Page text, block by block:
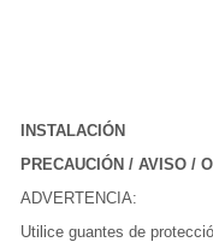
INSTALACIÓN
PRECAUCIÓN / AVISO /
ADVERTENCIA:
Utilice guantes de